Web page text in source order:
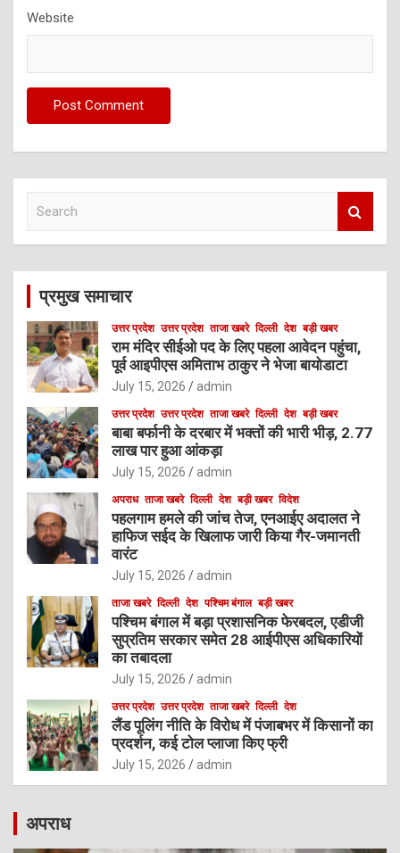
Website
c
प्रमुख समाचार
उत्तर प्रदेश उत्तर प्रदेश ताजा खबरे दिल्ली देश बड़ी खबर
राम मंदिर सीईओ पद के लिए पहला आवेदन पहुंचा,
पूर्व आइपीएस अमिताभ ठाकुर ने भेजा बायोडाटा
July 15, 2026 admin
उत्तर प्रदेश उत्तर प्रदेश ताजा खबरे दिल्ली देश बड़ी खबर
बाबा बर्फानी के दरबार में भक्तों की भारी भीड़, 2.77
लाख पार हुआ आंकड़ा
July 15, 2026 admin
अपराध ताजा खबरे दिल्ली देश बड़ी खबर विदेश
पहलगाम हमले की जांच तेज, एनआईए अदालत ने
हाफिज सईद के खिलाफ जारी किया गैर-जमानती
वारंट
July 15, 2026 admin
ताजा खबरे दिल्ली देश पश्चिम बंगाल बड़ी खबर
पश्चिम बंगाल में बड़ा प्रशासनिक फेरबदल, एडीजी
सुप्रतिम सरकार समेत 28 आईपीएस अधिकारियों
का तबादला
July 15, 2026 admin
उत्तर प्रदेश उत्तर प्रदेश ताजा खबरे दिल्ली देश
लैंड पूलिंग नीति के विरोध में पंजाबभर में किसानों का
प्रदर्शन, कई टोल प्लाजा किए फ्री
July 15, 2026 admin
अपराध